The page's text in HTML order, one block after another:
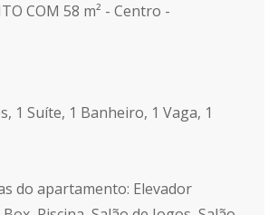
COM 58 m² - Centro -
1 Suíte, 1 Banheiro, 1 Vaga, 1
do apartamento: Elevador